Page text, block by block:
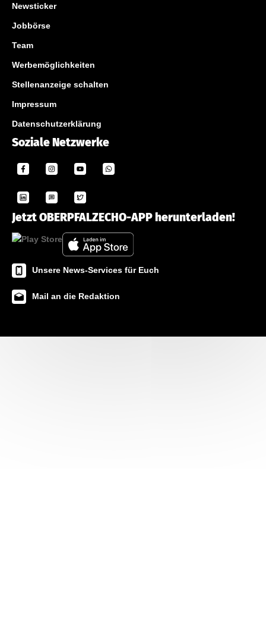
Newsticker
Jobbörse
Team
Werbemöglichkeiten
Stellenanzeige schalten
Impressum
Datenschutzerklärung
Soziale Netzwerke
Jetzt OBERPFALZECHO-APP herunterladen!
Unsere News-Services für Euch
Mail an die Redaktion